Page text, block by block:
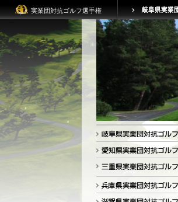
実業団対抗ゴルフ選手権